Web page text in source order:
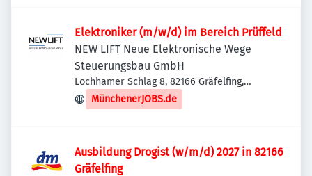
Elektroniker (m/w/d) im Bereich Prüffeld
NEW LIFT Neue Elektronische Wege
Steuerungsbau GmbH
Lochhamer Schlag 8, 82166 Gräfelfing,
Deutschland
MünchenerJOBS.de
Ausbildung Drogist (w/m/d) 2027 in 82166
Gräfelfing